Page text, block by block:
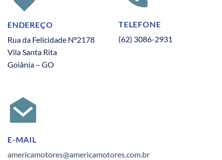
ENDEREÇO
Rua da Felicidade N°2178
Vila Santa Rita
Goiânia – GO
TELEFONE
(62) 3086-2931
E-MAIL
americamotores@americamotores.com.br